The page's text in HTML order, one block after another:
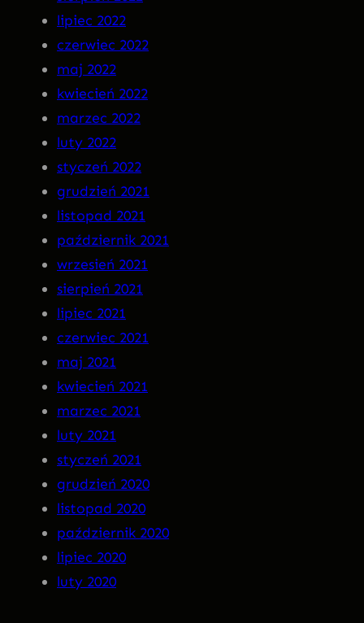
lipiec 2022
czerwiec 2022
maj 2022
kwiecień 2022
marzec 2022
luty 2022
styczeń 2022
grudzień 2021
listopad 2021
październik 2021
wrzesień 2021
sierpień 2021
lipiec 2021
czerwiec 2021
maj 2021
kwiecień 2021
marzec 2021
luty 2021
styczeń 2021
grudzień 2020
listopad 2020
październik 2020
lipiec 2020
luty 2020